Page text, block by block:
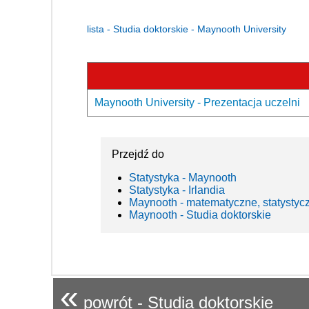
lista - Studia doktorskie - Maynooth University
Maynooth University - Prezentacja uczelni
Przejdź do
Statystyka - Maynooth
Statystyka - Irlandia
Maynooth - matematyczne,
Maynooth - Studia doktorskie
« powrót - Studia doktorskie